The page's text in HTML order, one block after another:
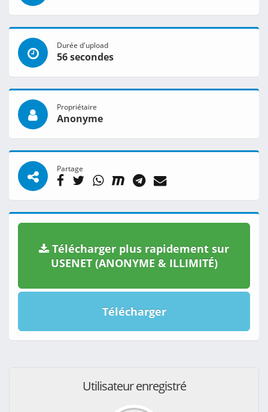
Durée d'upload
56 secondes
Propriétaire
Anonyme
Partage
Télécharger plus rapidement sur
USENET (ANONYME & ILLIMITÉ)
Télécharger
Utilisateur enregistré